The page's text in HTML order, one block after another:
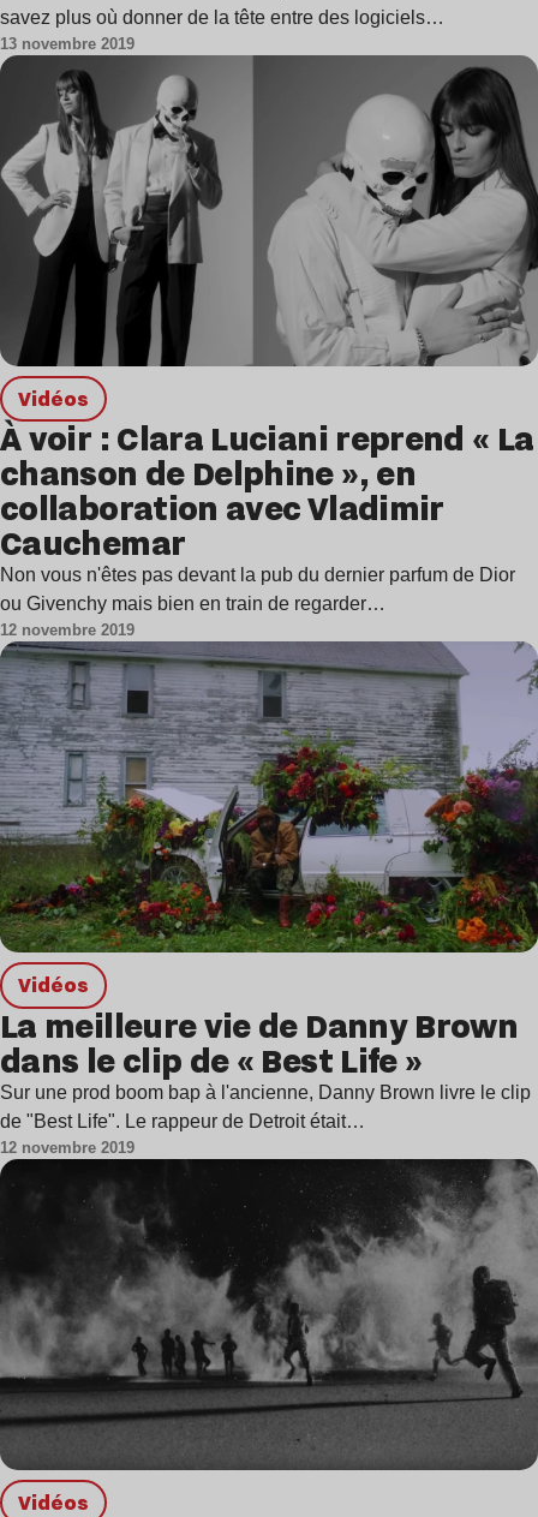
savez plus où donner de la tête entre des logiciels…
13 novembre 2019
Vidéos
À voir : Clara Luciani reprend « La
chanson de Delphine », en
collaboration avec Vladimir
Cauchemar
Non vous n'êtes pas devant la pub du dernier parfum de Dior
ou Givenchy mais bien en train de regarder…
12 novembre 2019
Vidéos
La meilleure vie de Danny Brown
dans le clip de « Best Life »
Sur une prod boom bap à l'ancienne, Danny Brown livre le clip
de "Best Life". Le rappeur de Detroit était…
12 novembre 2019
Vidéos